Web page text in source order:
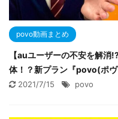
povo動画まとめ
【auユーザーの不安を解
体！？新プラン『povo(ポヴ
2021/7/15 povo